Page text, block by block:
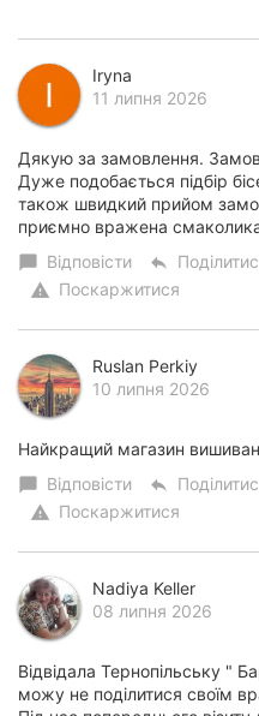
Iryna
11 липня 2026
Дякую за замовлення.
Дуже подобається підбір
також швидкий прийом
приємно вражена
chat_bubble Відповісти reply
warning Поскаржитися
Ruslan Perkiy
10 липня 2026
Найкращий магазин
chat_bubble Відповісти reply
warning Поскаржитися
Nadiya Keller
08 липня 2026
Відвідала Тернопільську "
можу не поділитися своїм